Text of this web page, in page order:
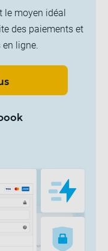
le moyen idéal
des paiements et
ligne.